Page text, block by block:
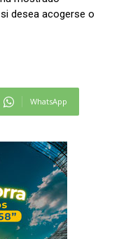
desea acogerse o
WhatsApp